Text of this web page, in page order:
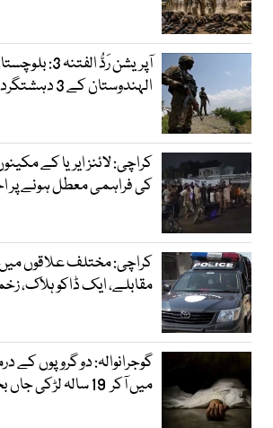
آپریشن رَدُّ
الہندوستان کے 3 دہشتگرد ہلاک
کی فراہمی معطل ہونے پر
مقابلے، ایک ڈاکو ہلاک، زخمی
گوجرانوالہ: دو گروپوں کے
میں آکر 19 سالہ لڑکی جاں بحق